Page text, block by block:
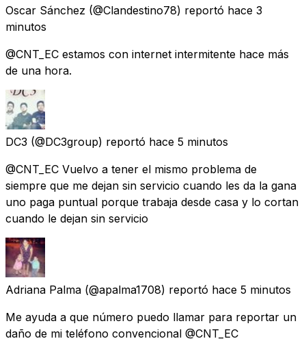
Oscar Sánchez (@Clandestino78) reportó hace 3
minutos
@CNT_EC estamos con internet intermitente hace más
de una hora.
DC3 (@DC3group) reportó hace 5 minutos
@CNT_EC Vuelvo a tener el mismo problema de
siempre que me dejan sin servicio cuando les da la gana
uno paga puntual porque trabaja desde casa y lo cortan
cuando le dejan sin servicio
Adriana Palma (@apalma1708) reportó hace 5 minutos
Me ayuda a que número puedo llamar para reportar un
daño de mi teléfono convencional @CNT_EC